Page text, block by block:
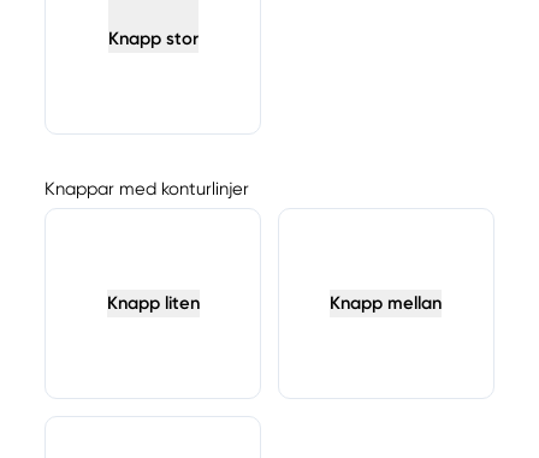
Knapp stor
Knappar med konturlinjer
Knapp liten Knapp mellan